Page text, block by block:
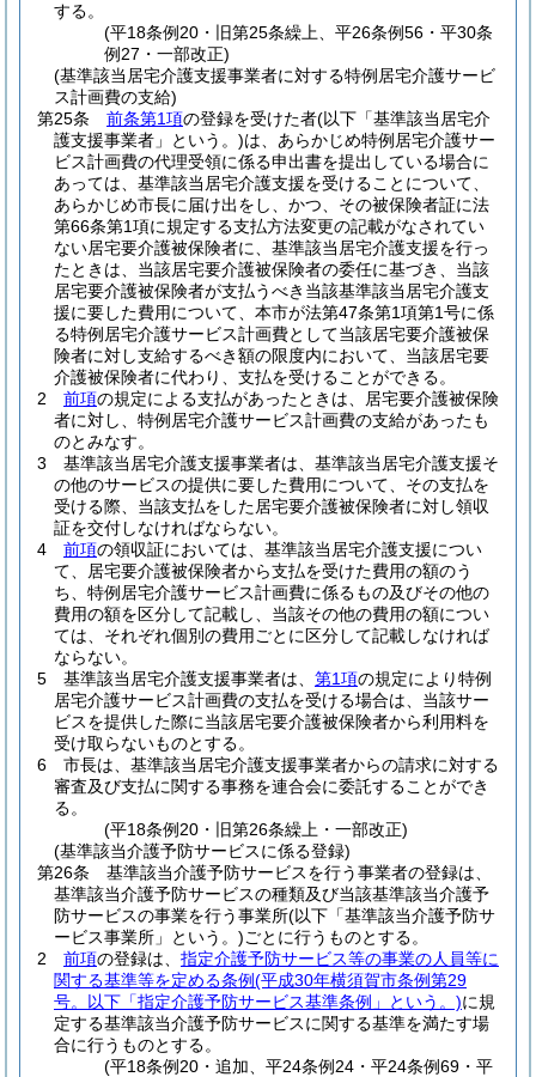
する。
(平18条例20・旧第25条繰上、平26条例56・平30条
例27・一部改正)
(基準該当居宅介護支援事業者に対する特例居宅介護サービ
ス計画費の支給)
第25条
前条第1項の登録を受けた者(以下「基準該当居宅介
護支援事業者」という。)は、あらかじめ特例居宅介護サー
ビス計画費の代理受領に係る申出書を提出している場合に
あっては、基準該当居宅介護支援を受けることについて、
あらかじめ市長に届け出をし、かつ、その被保険者証に法
第66条第1項に規定する支払方法変更の記載がなされてい
ない居宅要介護被保険者に、基準該当居宅介護支援を行っ
たときは、当該居宅要介護被保険者の委任に基づき、当該
居宅要介護被保険者が支払うべき当該基準該当居宅介護支
援に要した費用について、本市が法第47条第1項第1号に係
る特例居宅介護サービス計画費として当該居宅要介護被保
険者に対し支給するべき額の限度内において、当該居宅要
介護被保険者に代わり、支払を受けることができる。
2
前項の規定による支払があったときは、居宅要介護被保険
者に対し、特例居宅介護サービス計画費の支給があったも
のとみなす。
3
基準該当居宅介護支援事業者は、基準該当居宅介護支援そ
の他のサービスの提供に要した費用について、その支払を
受ける際、当該支払をした居宅要介護被保険者に対し領収
証を交付しなければならない。
4
前項の領収証においては、基準該当居宅介護支援につい
て、居宅要介護被保険者から支払を受けた費用の額のう
ち、特例居宅介護サービス計画費に係るもの及びその他の
費用の額を区分して記載し、当該その他の費用の額につい
ては、それぞれ個別の費用ごとに区分して記載しなければ
ならない。
5
基準該当居宅介護支援事業者は、 第1項の規定により特例
居宅介護サービス計画費の支払を受ける場合は、当該サー
ビスを提供した際に当該居宅要介護被保険者から利用料を
受け取らないものとする。
6
市長は、基準該当居宅介護支援事業者からの請求に対する
審査及び支払に関する事務を連合会に委託することができ
る。
(平18条例20・旧第26条繰上・一部改正)
(基準該当介護予防サービスに係る登録)
第26条
基準該当介護予防サービスを行う事業者の登録は、
基準該当介護予防サービスの種類及び当該基準該当介護予
防サービスの事業を行う事業所(以下「基準該当介護予防サ
ービス事業所」という。)ごとに行うものとする。
2
前項の登録は、 指定介護予防サービス等の事業の人員等に
関する基準等を定める条例(平成30年横須賀市条例第29
号。以下「指定介護予防サービス基準条例」という。)に規
定する基準該当介護予防サービスに関する基準を満たす場
合に行うものとする。
(平18条例20・追加、平24条例24・平24条例69・平